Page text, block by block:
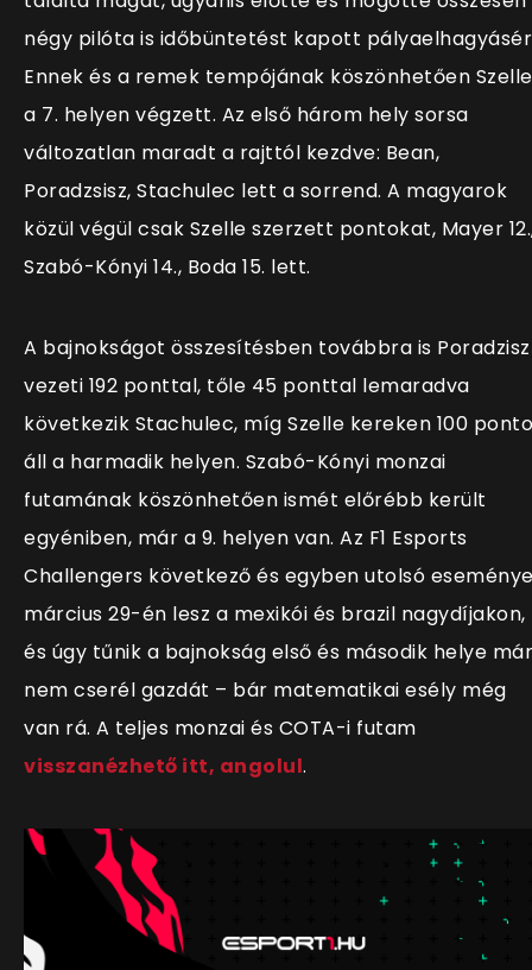
négy pilóta is időbüntetést kapott
Ennek és a remek tempójának köszönhetően Szelle
a 7. helyen végzett. Az első három hely sorsa
változatlan maradt a rajttól kezdve: Bean,
Poradzsisz, Stachulec lett a sorrend. A magyarok
közül végül csak Szelle szerzett pontokat, Mayer
Szabó-Kónyi 14., Boda 15. lett.
A bajnokságot összesítésben továbbra is Poradzisz
vezeti 192 ponttal, tőle 45 ponttal lemaradva
következik Stachulec, míg Szelle kereken 100
áll a harmadik helyen. Szabó-Kónyi monzai
futamának köszönhetően ismét előrébb került
egyéniben, már a 9. helyen van. Az F1 Esports
Challengers következő és egyben utolsó
március 29-én lesz a mexikói és brazil nagydíjakon,
és úgy tűnik a bajnokság első és második helye már
nem cserél gazdát – bár matematikai esély még
van rá. A teljes monzai és COTA-i futam
visszanézhető itt, angolul.